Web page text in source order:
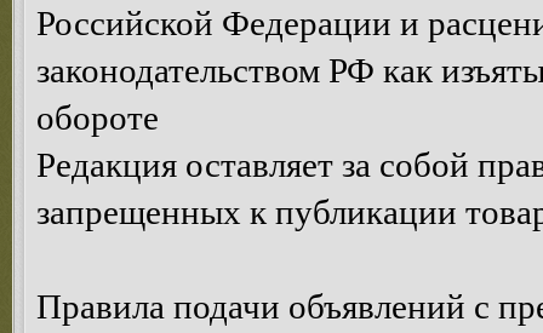
Российской Федерации и
законодательством РФ как
обороте
Редакция оставляет за собой
запрещенных к публикации
Правила подачи объявлений с